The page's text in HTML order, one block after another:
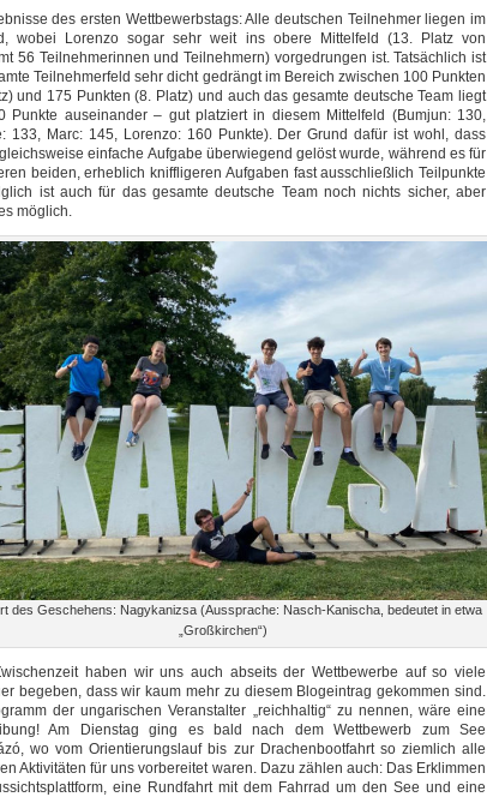
des ersten Wettbewerbstags: Alle deutschen Teilnehmer liegen im
wobei Lorenzo sogar sehr weit ins obere Mittelfeld (13. Platz von
56 Teilnehmerinnen und Teilnehmern) vorgedrungen ist. Tatsächlich ist
Teilnehmerfeld sehr dicht gedrängt im Bereich zwischen 100 Punkten
und 175 Punkten (8. Platz) und auch das gesamte deutsche Team liegt
Punkte auseinander – gut platziert in diesem Mittelfeld (Bumjun: 130,
133, Marc: 145, Lorenzo: 160 Punkte). Der Grund dafür ist wohl, dass
einfache Aufgabe überwiegend gelöst wurde, während es für
beiden, erheblich kniffligeren Aufgaben fast ausschließlich Teilpunkte
ist auch für das gesamte deutsche Team noch nichts sicher, aber
möglich.
des Geschehens: Nagykanizsa (Aussprache: Nasch-Kanischa, bedeutet in etwa
„Großkirchen“)
haben wir uns auch abseits der Wettbewerbe auf so viele
begeben, dass wir kaum mehr zu diesem Blogeintrag gekommen sind.
der ungarischen Veranstalter „reichhaltig“ zu nennen, wäre eine
Am Dienstag ging es bald nach dem Wettbewerb zum See
wo vom Orientierungslauf bis zur Drachenbootfahrt so ziemlich alle
Aktivitäten für uns vorbereitet waren. Dazu zählen auch: Das Erklimmen
eine Rundfahrt mit dem Fahrrad um den See und eine